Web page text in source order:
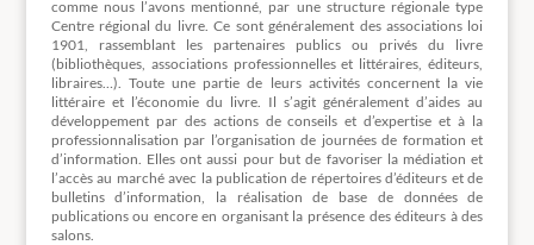
comme nous l’avons mentionné, par une structure régionale type
Centre régional du livre. Ce sont généralement des associations loi
1901, rassemblant les partenaires publics ou privés du livre
(bibliothèques, associations professionnelles et littéraires, éditeurs,
libraires…). Toute une partie de leurs activités concernent la vie
littéraire et l’économie du livre. Il s’agit généralement d’aides au
développement par des actions de conseils et d’expertise et à la
professionnalisation par l’organisation de journées de formation et
d’information. Elles ont aussi pour but de favoriser la médiation et
l’accès au marché avec la publication de répertoires d’éditeurs et de
bulletins d’information, la réalisation de base de données de
publications ou encore en organisant la présence des éditeurs à des
salons.